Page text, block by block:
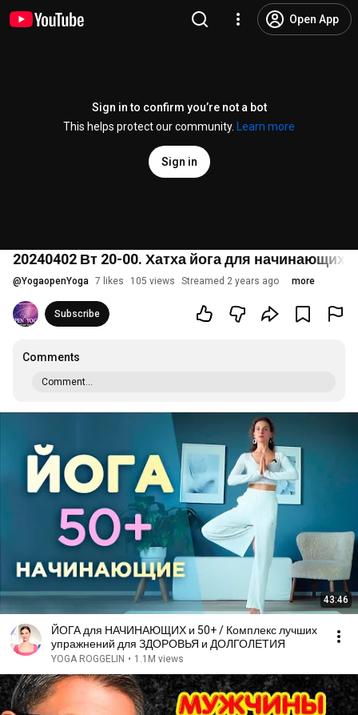
Open App
Sign in to confirm you’re not a bot
This helps protect our community.
Learn more
Sign in
20240402 Вт 20-00. Хатха йога для
@YogaopenYoga 7 likes 105 views Streamed 2 years ago more
Subscribe
Comments
Comment...
43:46
ЙОГА для НАЧИНАЮЩИХ и 50+ / Комплекс лучших
упражнений для ЗДОРОВЬЯ и ДОЛГОЛЕТИЯ
YOGA ROGGELIN • 1.1M views